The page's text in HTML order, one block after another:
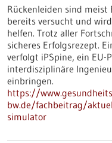
Rückenleiden sind meist
bereits versucht und
helfen. Trotz aller
sicheres Erfolgsrezept.
verfolgt iPSpine, ein EU-
interdisziplinäre
einbringen.
https://
bw.de/fachbeitrag/
simulator